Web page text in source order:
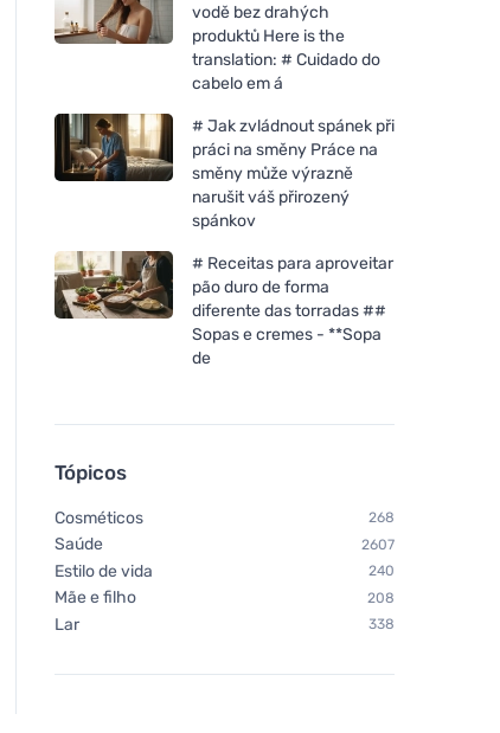
vodě bez drahých
produktů Here is the
translation: # Cuidado do
cabelo em á
# Jak zvládnout spánek při
práci na směny Práce na
směny může výrazně
narušit váš přirozený
spánkov
# Receitas para aproveitar
pão duro de forma
diferente das torradas ##
Sopas e cremes - **Sopa
de
Tópicos
Cosméticos 268
Saúde 2607
Estilo de vida 240
Mãe e filho 208
Lar 338